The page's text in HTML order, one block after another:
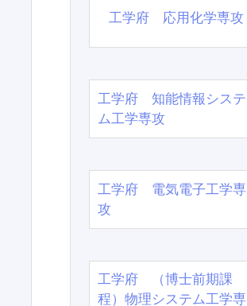
工学府 応用化学専攻
工学府 知能情報システ
ム工学専攻
工学府 電気電子工学専
攻
工学府 （博士前期課
程）物理システム工学専